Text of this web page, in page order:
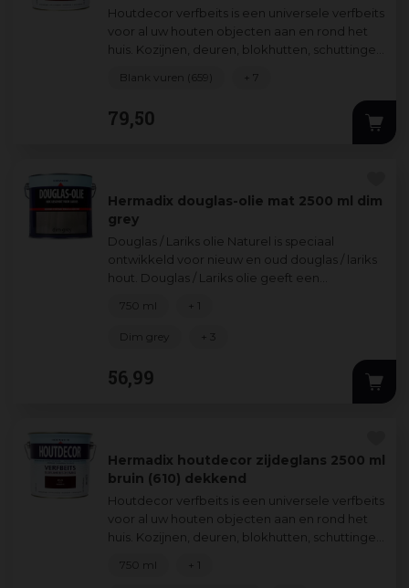
Houtdecor verfbeits is een universele verfbeits
voor al uw houten objecten aan en rond het
huis. Kozijnen, deuren, blokhutten, schuttingen
79,50
Blank vuren (659) + 7
Hermadix douglas-olie mat 2500 ml dim
grey
Douglas / Lariks olie Naturel is speciaal
ontwikkeld voor nieuw en oud douglas / lariks
hout. Douglas / Lariks olie geeft een
56,99
750 ml + 1
Dim grey + 3
Hermadix houtdecor zijdeglans 2500 ml
bruin (610) dekkend
Houtdecor verfbeits is een universele verfbeits
voor al uw houten objecten aan en rond het
huis. Kozijnen, deuren, blokhutten, schuttingen
750 ml + 1